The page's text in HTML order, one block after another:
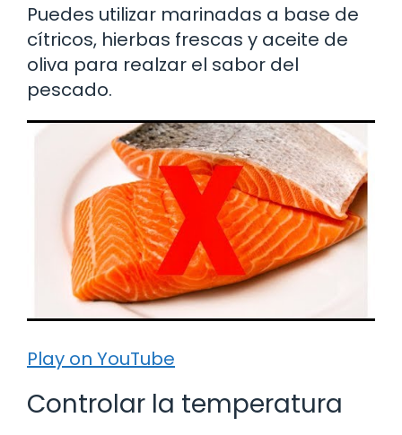
Puedes utilizar marinadas a base de
cítricos, hierbas frescas y aceite de
oliva para realzar el sabor del
pescado.
Play on YouTube
Controlar la temperatura